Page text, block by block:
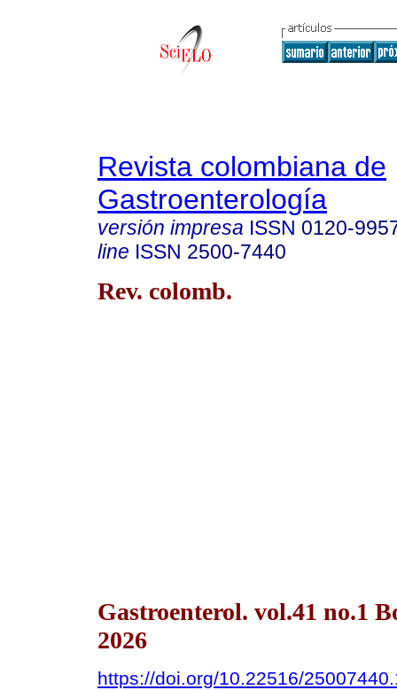
Revista colombiana de
Gastroenterología
versión impresa ISSN 0120-
line ISSN 2500-7440
Rev. colomb.
Gastroenterol. vol.41 no.1
2026
https://doi.org/10.22516/